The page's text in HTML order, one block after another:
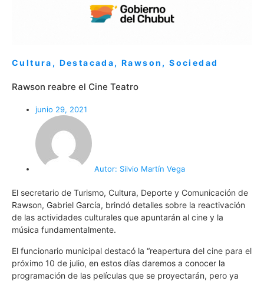
Cultura , Destacada,Rawson ,Sociedad
Rawson reabre el Cine Teatro
junio 29, 2021
Autor: Silvio Martín Vega
El secretario de Turismo, Cultura, Deporte y Comunicación de
Rawson, Gabriel García, brindó detalles sobre la reactivación
de las actividades culturales que apuntarán al cine y la
música fundamentalmente.
El funcionario municipal destacó la “reapertura del cine para el
próximo 10 de julio, en estos días daremos a conocer la
programación de las películas que se proyectarán, pero ya